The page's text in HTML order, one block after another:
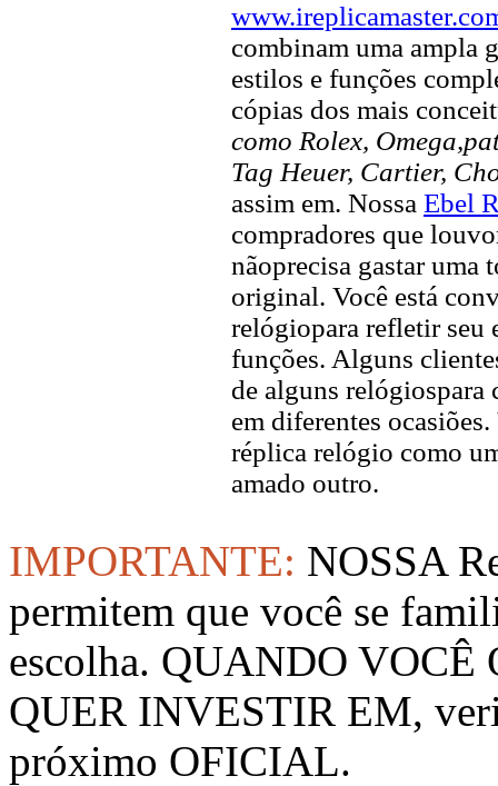
combinam uma ampla
estilos e funções
cópias dos mais
como Rolex,
Tag Heuer, Cartier,
assim em. Nossa Ebel
compradores que
nãoprecisa gastar uma
original. Você está
relógiopara refletir seu
funções. Alguns
de alguns relógiospara
em diferentes
réplica relógio como
amado outro.
IMPORTANTE: NOSSA
permitem que você se
escolha. QUANDO
QUER INVESTIR EM,
próximo OFICIAL.